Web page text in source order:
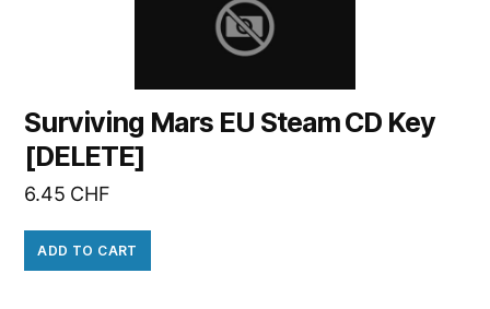
Surviving Mars EU Steam CD Key
[DELETE]
6.45 CHF
ADD TO CART